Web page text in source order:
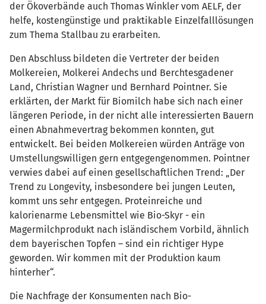
der Ökoverbände auch Thomas Winkler vom AELF, der
helfe, kostengünstige und praktikable Einzelfalllösungen
zum Thema Stallbau zu erarbeiten.
Den Abschluss bildeten die Vertreter der beiden
Molkereien, Molkerei Andechs und Berchtesgadener
Land, Christian Wagner und Bernhard Pointner. Sie
erklärten, der Markt für Biomilch habe sich nach einer
längeren Periode, in der nicht alle interessierten Bauern
einen Abnahmevertrag bekommen konnten, gut
entwickelt. Bei beiden Molkereien würden Anträge von
Umstellungswilligen gern entgegengenommen. Pointner
verwies dabei auf einen gesellschaftlichen Trend: „Der
Trend zu Longevity, insbesondere bei jungen Leuten,
kommt uns sehr entgegen. Proteinreiche und
kalorienarme Lebensmittel wie Bio-Skyr - ein
Magermilchprodukt nach isländischem Vorbild, ähnlich
dem bayerischen Topfen – sind ein richtiger Hype
geworden. Wir kommen mit der Produktion kaum
hinterher“.
Die Nachfrage der Konsumenten nach Bio-